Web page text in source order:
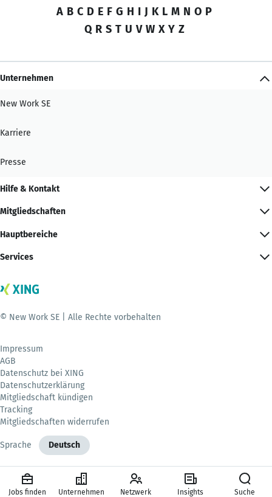
A B C D E F G H I J K L M N O P
Q R S T U V W X Y Z
Unternehmen
New Work SE
Karriere
Presse
Hilfe & Kontakt
Mitgliedschaften
Hauptbereiche
Services
© New Work SE | Alle Rechte vorbehalten
Impressum
AGB
Datenschutz bei XING
Datenschutzerklärung
Mitgliedschaft kündigen
Tracking
Mitgliedschaften widerrufen
Sprache Deutsch
Jobs finden Unternehmen Netzwerk Insights Suche